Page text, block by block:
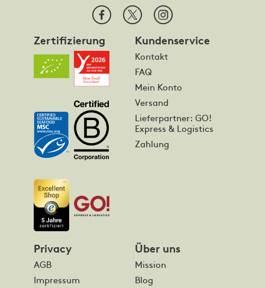
Zertifizierung
Kundenservice
Kontakt
FAQ
Mein Konto
Versand
Lieferpartner: GO!
Express & Logistics
Zahlung
Privacy
AGB
Impressum
Über uns
Mission
Blog